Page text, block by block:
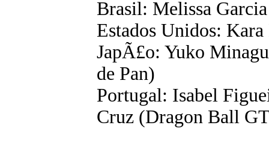
Brasil: Melissa Garcia
Estados Unidos:
JapÃ£o: Yuko
de Pan)
Portugal: Isabel
Cruz (Dragon Ball